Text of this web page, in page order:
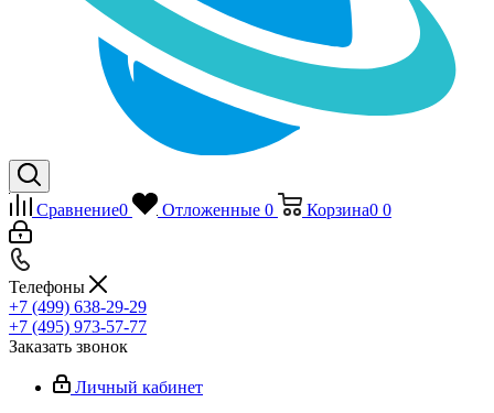
Сравнение0 Отложенные 0 Корзина0 0
Телефоны
+7 (499) 638-29-29
+7 (495) 973-57-77
Заказать звонок
Личный кабинет